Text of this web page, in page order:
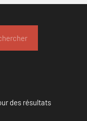
des résultats